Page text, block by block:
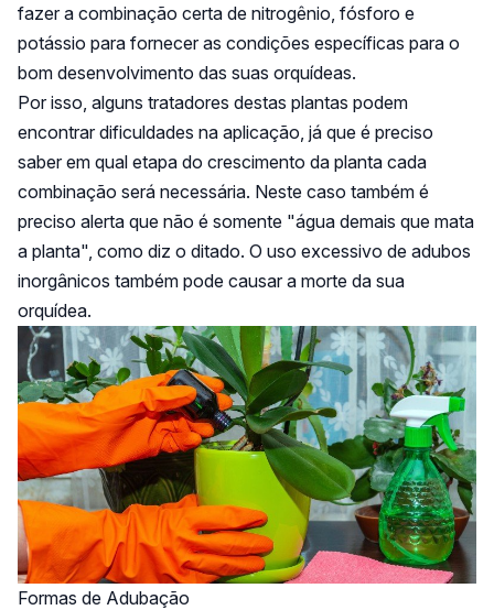
fazer a combinação certa de nitrogênio, fósforo e
potássio para fornecer as condições específicas para o
bom desenvolvimento das suas orquídeas.
Por isso, alguns tratadores destas plantas podem
encontrar dificuldades na aplicação, já que é preciso
saber em qual etapa do crescimento da planta cada
combinação será necessária. Neste caso também é
preciso alerta que não é somente "água demais que mata
a planta", como diz o ditado. O uso excessivo de adubos
inorgânicos também pode causar a morte da sua
orquídea.
Formas de Adubação